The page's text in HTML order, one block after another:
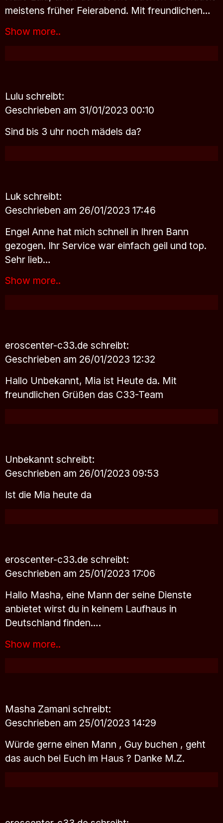
meistens früher Feierabend. Mit freundlichen…
Show more..
Lulu schreibt:
Geschrieben am 31/01/2023 00:10
Sind bis 3 uhr noch mädels da?
Luk schreibt:
Geschrieben am 26/01/2023 17:46
Engel Anne hat mich schnell in Ihren Bann
gezogen. Ihr Service war einfach geil und top.
Sehr lieb…
Show more..
eroscenter-c33.de schreibt:
Geschrieben am 26/01/2023 12:32
Hallo Unbekannt, Mia ist Heute da. Mit
freundlichen Grüßen das C33-Team
Unbekannt schreibt:
Geschrieben am 26/01/2023 09:53
Ist die Mia heute da
eroscenter-c33.de schreibt:
Geschrieben am 25/01/2023 17:06
Hallo Masha, eine Mann der seine Dienste
anbietet wirst du in keinem Laufhaus in
Deutschland finden….
Show more..
Masha Zamani schreibt:
Geschrieben am 25/01/2023 14:29
Würde gerne einen Mann , Guy buchen , geht
das auch bei Euch im Haus ? Danke M.Z.